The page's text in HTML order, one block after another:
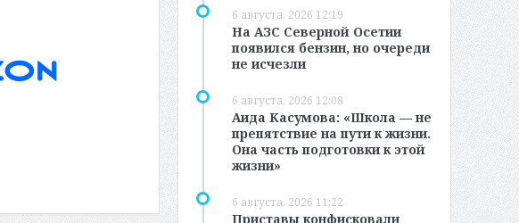
6 августа, 2026 12:19
На АЗС Северной Осетии
появился бензин, но очереди
не исчезли
6 августа, 2026 12:08
Аида Касумова: «Школа — не
препятствие на пути к жизни.
Она часть подготовки к этой
жизни»
6 августа, 2026 11:22
Приставы конфисковали